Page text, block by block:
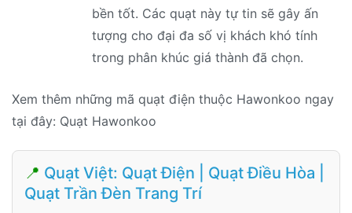
bền tốt. Các quạt này tự tin sẽ gây ấn
tượng cho đại đa số vị khách khó tính
trong phân khúc giá thành đã chọn.
Xem thêm những mã quạt điện thuộc Hawonkoo ngay
tại đây: Quạt Hawonkoo
📍 Quạt Việt: Quạt Điện | Quạt Điều Hòa |
Quạt Trần Đèn Trang Trí